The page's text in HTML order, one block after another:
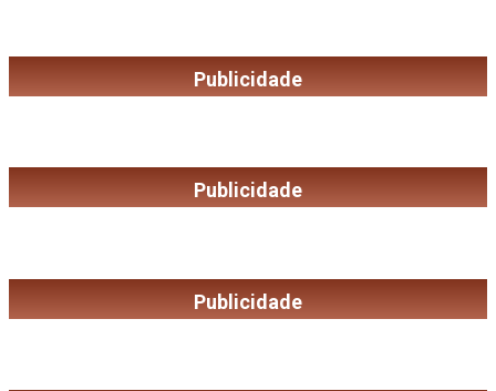
Publicidade
Publicidade
Publicidade